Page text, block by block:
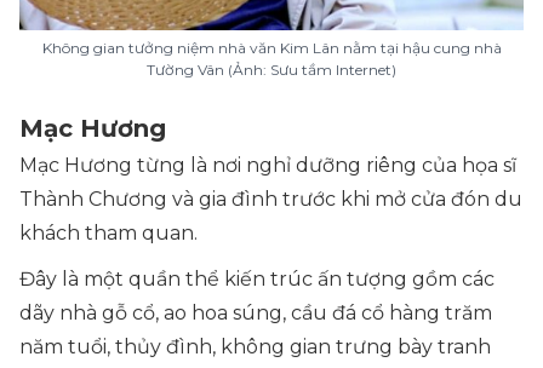
Không gian tưởng niệm nhà văn Kim Lân nằm tại hậu cung nhà
Tường Vân (Ảnh: Sưu tầm Internet)
Mạc Hương
Mạc Hương từng là nơi nghỉ dưỡng riêng của họa sĩ
Thành Chương và gia đình trước khi mở cửa đón du
khách tham quan.
Đây là một quần thể kiến trúc ấn tượng gồm các
dãy nhà gỗ cổ, ao hoa súng, cầu đá cổ hàng trăm
năm tuổi, thủy đình, không gian trưng bày tranh